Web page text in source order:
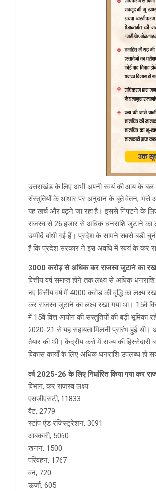
उत्तराखंड के लिए अभी अपनी स्वयं की आय के बल
संस्तुतियों के आधार पर अनुदान के बूते वेतन,
यह खर्च और बढ़ने जा रहा है। इससे निपटने के
राजस्व से 26 हजार से अधिक धनराशि जुटाने
उम्मीदें बांधी गई हैं। प्रदेश के सामने सबसे बड़ी
है कि प्रदेश सरकार ने इस अवधि में स्वयं के कर
3000 करोड़ से अधिक कर राजस्व जुटाने का रखा
वित्तीय वर्ष समाप्त होने तक लक्ष्य से अधिक
नए वित्तीय वर्ष में 4000 करोड़ की वृद्धि का
कर राजस्व जुटाने का लक्ष्य रखा गया था। 15वें
में 15वें वित्त आयोग की संस्तुतियों की बड़ी भूमिका
2020-21 से यह सहायता मिलनी प्रारंभ हुई थी।
तैयार की थी। केंद्रीय करों में राज्य की
विकास कार्यों के लिए अधिक धनराशि उपलब्ध हो
वर्ष 2025-26 के लिए निर्धारित किया गया कर
विभाग, कर राजस्व लक्ष्य
एसजीएसटी, 11833
वैट, 2779
स्टांप एंड रजिस्ट्रेशन, 3091
आबकारी, 5060
खनन, 1500
परिवहन, 1767
वन, 720
ऊर्जा, 605